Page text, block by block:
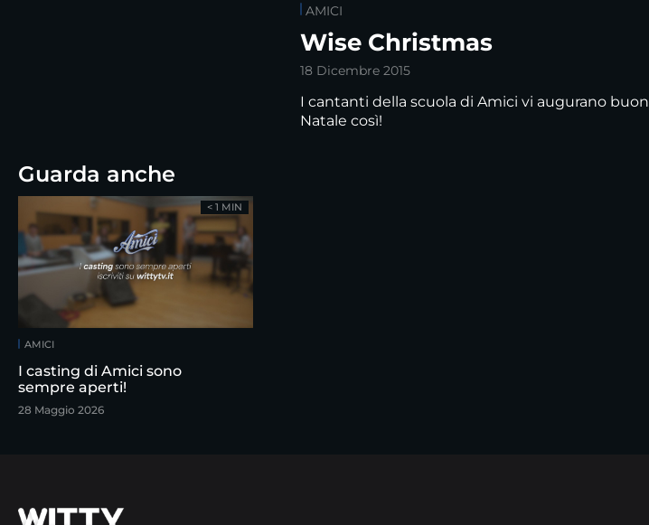
AMICI
Wise Christmas
18 Dicembre 2015
I cantanti della scuola di Amici vi augurano buon
Natale così!
Guarda anche
AMICI
I casting di Amici sono
sempre aperti!
28 Maggio 2026
< 1 MIN